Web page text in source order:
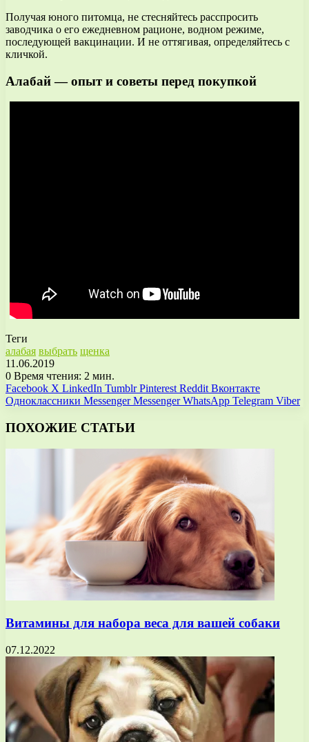
Получая юного питомца, не стесняйтесь расспросить
заводчика о его ежедневном рационе, водном режиме,
последующей вакцинации. И не оттягивая, определяйтесь с
кличкой.
Алабай — опыт и советы перед покупкой
Теги
алабая выбрать щенка
11.06.2019
0 Время чтения: 2 мин.
Facebook X LinkedIn Tumblr Pinterest Reddit Вконтакте
Одноклассники Messenger Messenger WhatsApp Telegram Viber
ПОХОЖИЕ СТАТЬИ
Витамины для набора веса для вашей собаки
07.12.2022